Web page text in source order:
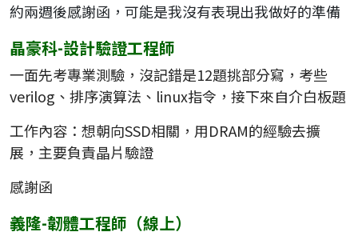
約兩週後感謝函，可能是我沒有表現出我做好的準備
晶豪科-設計驗證工程師
一面先考專業測驗，沒記錯是12題挑部分寫，考些
verilog、排序演算法、linux指令，接下來自介白板題
工作內容：想朝向SSD相關，用DRAM的經驗去擴
展，主要負責晶片驗證
感謝函
義隆-韌體工程師（線上）